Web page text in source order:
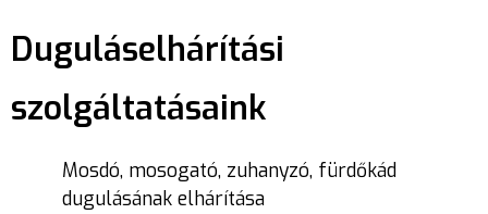
Duguláselhárítási
szolgáltatásaink
Mosdó, mosogató, zuhanyzó, fürdőkád
dugulásának elhárítása